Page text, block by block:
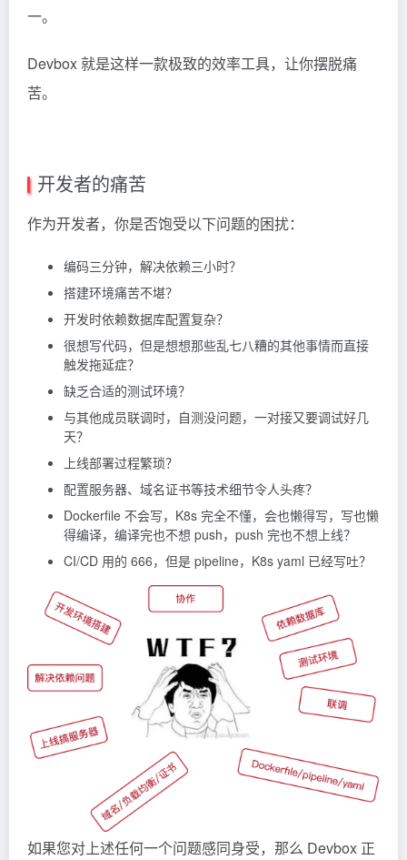
一。
Devbox 就是这样一款极致的效率工具，让你摆脱痛
苦。
开发者的痛苦
作为开发者，你是否饱受以下问题的困扰：
编码三分钟，解决依赖三小时？
搭建环境痛苦不堪？
开发时依赖数据库配置复杂？
很想写代码，但是想想那些乱七八糟的其他事情而直接
触发拖延症？
缺乏合适的测试环境？
与其他成员联调时，自测没问题，一对接又要调试好几
天？
上线部署过程繁琐？
配置服务器、域名证书等技术细节令人头疼？
Dockerfile 不会写，K8s 完全不懂，会也懒得写，写也懒
得编译，编译完也不想 push，push 完也不想上线？
CI/CD 用的 666，但是 pipeline，K8s yaml 已经写吐？
如果您对上述任何一个问题感同身受，那么 Devbox 正